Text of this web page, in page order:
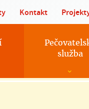
Kontakt
služba